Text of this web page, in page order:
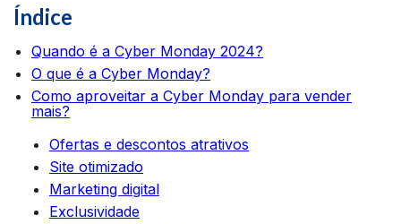
Índice
Quando é a Cyber Monday 2024?
O que é a Cyber Monday?
Como aproveitar a Cyber Monday para vender
mais?
Ofertas e descontos atrativos
Site otimizado
Marketing digital
Exclusividade